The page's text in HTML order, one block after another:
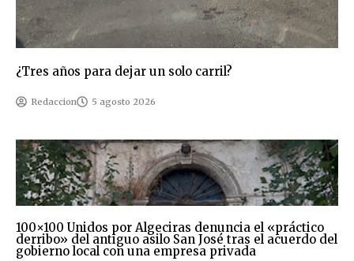
¿Tres años para dejar un solo carril?
Redaccion 5 agosto 2026
100×100 Unidos por Algeciras denuncia el «práctico
derribo» del antiguo asilo San José tras el acuerdo del
gobierno local con una empresa privada